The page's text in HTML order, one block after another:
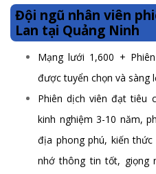
Đội ngũ nhân viên
Lan tại Quảng Ninh
Mạng lưới 1,600 +
được tuyển chọn và sàng
Phiên dịch viên đạt tiêu
kinh nghiệm 3-10 năm,
địa phong phú, kiến
nhớ thông tin tốt, giọng